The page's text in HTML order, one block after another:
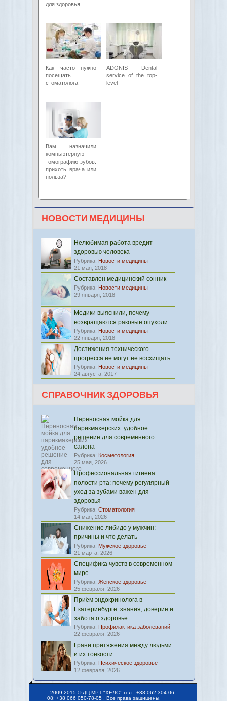
для здоровья
Как часто нужно
посещать
стоматолога
ADONIS Dental
service of the top-
level
Вам назначили
компьютерную
томографию зубов:
прихоть врача или
польза?
НОВОСТИ МЕДИЦИНЫ
Нелюбимая работа вредит
здоровью человека
Рубрика: Новости медицины
21 мая, 2018
Составлен медицинский сонник
Рубрика: Новости медицины
29 января, 2018
Медики выяснили, почему
возвращаются раковые опухоли
Рубрика: Новости медицины
22 января, 2018
Достижения технического
прогресса не могут не восхищать
Рубрика: Новости медицины
24 августа, 2017
СПРАВОЧНИК ЗДОРОВЬЯ
Переносная мойка для
парикмахерских: удобное
решение для современного
салона
Рубрика: Косметология
25 мая, 2026
Профессиональная гигиена
полости рта: почему регулярный
уход за зубами важен для
здоровья
Рубрика: Стоматология
14 мая, 2026
Снижение либидо у мужчин:
причины и что делать
Рубрика: Мужское здоровье
21 марта, 2026
Специфика чувств в современном
мире
Рубрика: Женское здоровье
25 февраля, 2026
Приём эндокринолога в
Екатеринбурге: знания, доверие и
забота о здоровье
Рубрика: Профилактика заболеваний
22 февраля, 2026
Грани притяжения между людьми
и их тонкости
Рубрика: Психическое здоровье
12 февраля, 2026
2009-2015 © ДЦ МРТ "ХЕЛС" тел.: +38 062 304-06-
08; +38 066 050-78-05 , Все права защищены.